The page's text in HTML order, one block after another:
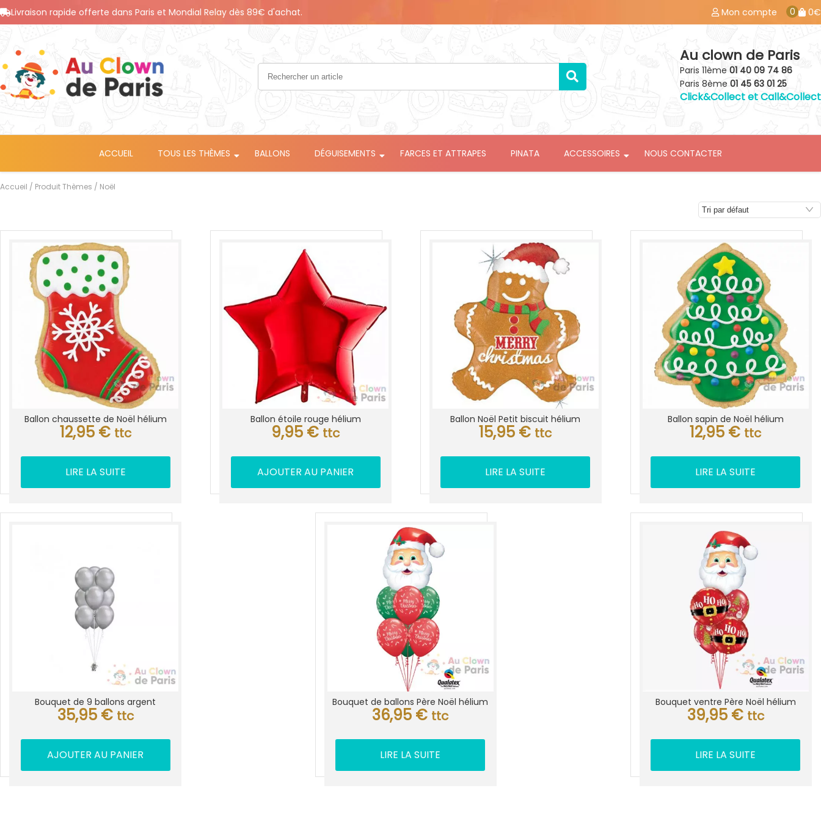
Livraison rapide offerte dans Paris et Mondial Relay dès 89€ d'achat. Mon compte 0 0€
Au clown de Paris
Paris 11ème 01 40 09 74 86
Paris 8ème 01 45 63 01 25
Click&Collect et Call&Collect
ACCUEIL TOUS LES THÈMES BALLONS DÉGUISEMENTS FARCES ET ATTRAPES PINATA ACCESSOIRES NOUS CONTACTER
Accueil / Produit Thèmes / Noël
Ballon chaussette de Noël hélium
12,95 € ttc
LIRE LA SUITE
Ballon étoile rouge hélium
9,95 € ttc
AJOUTER AU PANIER
Ballon Noël Petit biscuit hélium
15,95 € ttc
LIRE LA SUITE
Ballon sapin de Noël hélium
12,95 € ttc
LIRE LA SUITE
Bouquet de 9 ballons argent
35,95 € ttc
AJOUTER AU PANIER
Bouquet de ballons Père Noël hélium
36,95 € ttc
LIRE LA SUITE
Bouquet ventre Père Noël hélium
39,95 € ttc
LIRE LA SUITE